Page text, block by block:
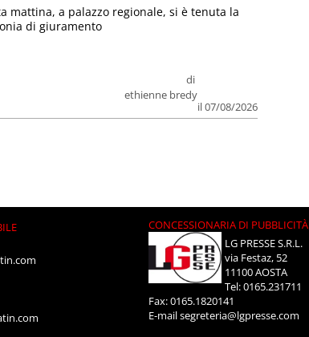
di
ethienne bredy
il 07/08/2026
mattina, a palazzo regionale, si è tenuta la
di giuramento
CONCESSIONARIA DI PUBBLICITÀ
LG PRESSE S.R.L.
via Festaz, 52
11100 AOSTA
Tel: 0165.231711
Fax: 0165.1820141
E-mailsegreteria@lgpresse.com